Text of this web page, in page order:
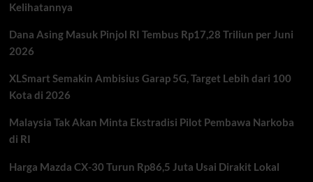
Kelihatannya
Dana Asing Masuk Pinjol RI Tembus Rp17,28 Triliun per Juni
2026
XLSmart Semakin Ambisius Garap 5G, Target Lebih dari 100
Kota di 2026
Malaysia Tak Akan Minta Ekstradisi Pilot Pembawa Narkoba
di RI
Harga Mazda CX-30 Turun Rp86,5 Juta Usai Dirakit Lokal